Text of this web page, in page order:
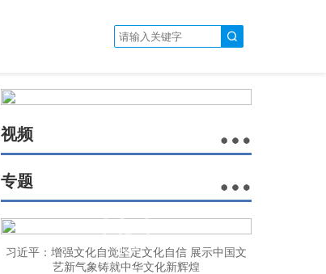
视频
专题
习近平：增强文化自觉坚定文化自信 展示中国文
艺新气象铸就中华文化新辉煌